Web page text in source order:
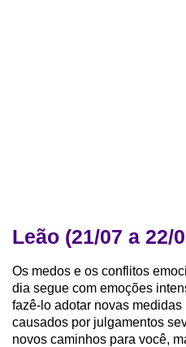
Leão (21/07 a 22/
Os medos e os conflitos
dia segue com emoções
fazê-lo adotar novas
causados por julgamentos
novos caminhos para você,